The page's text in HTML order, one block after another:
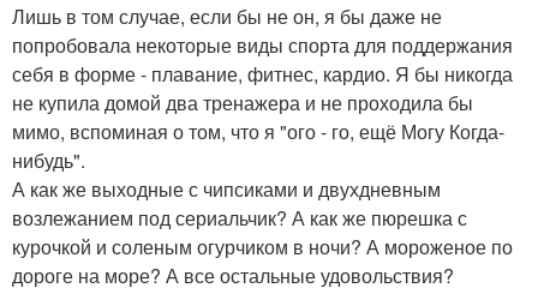
Лишь в том случае, если бы не он, я бы даже не
попробовала некоторые виды спорта для поддержания
себя в форме - плавание, фитнес, кардио. Я бы никогда
не купила домой два тренажера и не проходила бы
мимо, вспоминая о том, что я "ого - го, ещё Могу Когда-
нибудь".
А как же выходные с чипсиками и двухдневным
возлежанием под сериальчик? А как же пюрешка с
курочкой и соленым огурчиком в ночи? А мороженое по
дороге на море? А все остальные удовольствия?